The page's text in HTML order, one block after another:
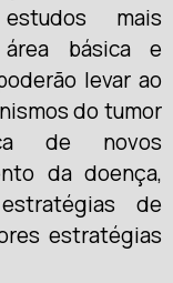
mais
básica e
levar ao
do tumor
de novos
da doença,
de
estratégias